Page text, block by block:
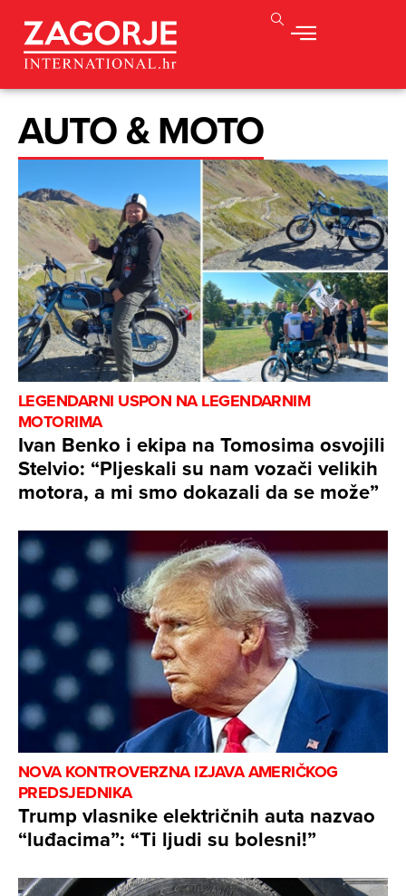
AUTO & MOTO
LEGENDARNI USPON NA LEGENDARNIM
MOTORIMA
Ivan Benko i ekipa na Tomosima osvojili
Stelvio: “Pljeskali su nam vozači velikih
motora, a mi smo dokazali da se može”
NOVA KONTROVERZNA IZJAVA AMERIČKOG
PREDSJEDNIKA
Trump vlasnike električnih auta nazvao
“luđacima”: “Ti ljudi su bolesni!”